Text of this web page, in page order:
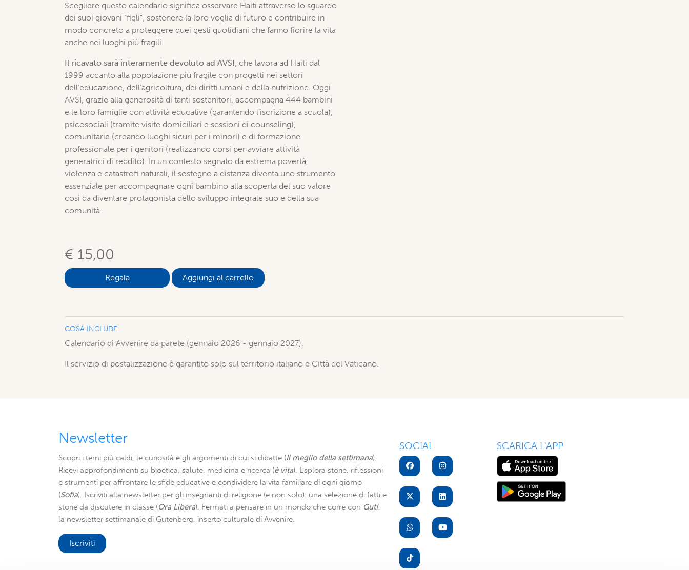
Scegliere questo calendario significa osservare Haiti attraverso lo sguardo
dei suoi giovani “figli”, sostenere la loro voglia di futuro e contribuire in
modo concreto a proteggere quei gesti quotidiani che fanno fiorire la vita
anche nei luoghi più fragili.
Il ricavato sarà interamente devoluto ad AVSI, che lavora ad Haiti dal
1999 accanto alla popolazione più fragile con progetti nei settori
dell’educazione, dell’agricoltura, dei diritti umani e della nutrizione. Oggi
AVSI, grazie alla generosità di tanti sostenitori, accompagna 444 bambini
e le loro famiglie con attività educative (garantendo l’iscrizione a scuola),
psicosociali (tramite visite domiciliari e sessioni di counseling),
comunitarie (creando luoghi sicuri per i minori) e di formazione
professionale per i genitori (realizzando corsi per avviare attività
generatrici di reddito). In un contesto segnato da estrema povertà,
violenza e catastrofi naturali, il sostegno a distanza diventa uno strumento
essenziale per accompagnare ogni bambino alla scoperta del suo valore
così da diventare protagonista dello sviluppo integrale suo e della sua
comunità.
€ 15,00
Aggiungi al carrello
COSA INCLUDE
Calendario di Avvenire da parete (gennaio 2026 - gennaio 2027).
Il servizio di postalizzazione è garantito solo sul territorio italiano e Città del Vaticano.
Newsletter
Scopri i temi più caldi, le curiosità e gli argomenti di cui si dibatte (Il meglio della settimana).
Ricevi approfondimenti su bioetica, salute, medicina e ricerca (è vita). Esplora storie, riflessioni
e strumenti per affrontare le sfide educative e condividere la vita familiare di ogni giorno
(Sofia). Iscriviti alla newsletter per gli insegnanti di religione (e non solo): una selezione di fatti e
storie da discutere in classe (Ora Libera). Fermati a pensare in un mondo che corre con Gut!,
la newsletter settimanale di Gutenberg, inserto culturale di Avvenire.
Iscriviti
SOCIAL SCARICA L'APP